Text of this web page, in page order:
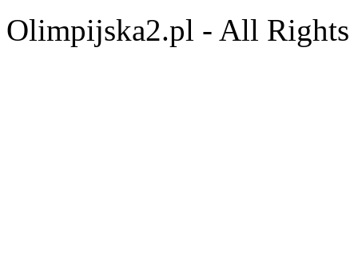
Olimpijska2.pl - All Rights